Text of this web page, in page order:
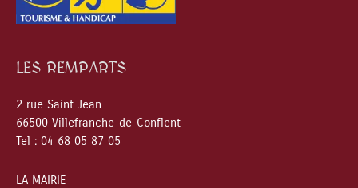
LES REMPARTS
2 rue Saint Jean
66500 Villefranche-de-Conflent
Tel : 04 68 05 87 05
LA MAIRIE